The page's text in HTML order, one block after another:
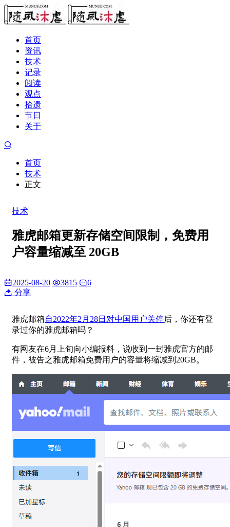
首页
资讯
技术
记录
阅读
观点
拾遗
节日
关于
首页
技术
正文
技术
雅虎邮箱更新存储空间限制，免费用
户容量缩减至 20GB
2025-08-20 3815
6
分享
雅虎邮箱自2022年2月28日对中国用户关停后，你还有登
录过你的雅虎邮箱吗？
有网友在6月上旬向小编报料，说收到一封雅虎官方的邮
件，被告之雅虎邮箱免费用户的容量将缩减到20GB。